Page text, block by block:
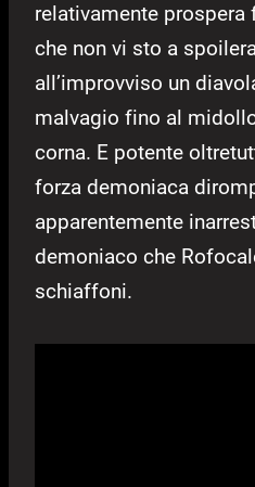
relativamente prospera
che non vi sto a
all’improvviso un
malvagio fino al
corna. E potente
forza demoniaca
apparentemente
demoniaco che
schiaffoni.